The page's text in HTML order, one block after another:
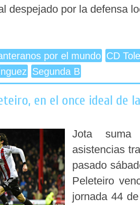
despejado por la defensa
por el mundo CD
Segunda B
en el once ideal de
Jota
asistencias
pasado
Peleteiro
jornada 44